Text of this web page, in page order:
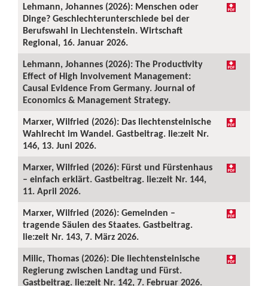
Lehmann, Johannes (2026): Menschen oder
Dinge? Geschlechterunterschiede bei der
Berufswahl in Liechtenstein. Wirtschaft
Regional, 16. Januar 2026.
Lehmann, Johannes (2026): The Productivity
Effect of High Involvement Management:
Causal Evidence From Germany. Journal of
Economics & Management Strategy.
Marxer, Wilfried (2026): Das liechtensteinische
Wahlrecht im Wandel. Gastbeitrag. lie:zeit Nr.
146, 13. Juni 2026.
Marxer, Wilfried (2026): Fürst und Fürstenhaus
– einfach erklärt. Gastbeitrag. lie:zeit Nr. 144,
11. April 2026.
Marxer, Wilfried (2026): Gemeinden –
tragende Säulen des Staates. Gastbeitrag.
lie:zeit Nr. 143, 7. März 2026.
Milic, Thomas (2026): Die liechtensteinische
Regierung zwischen Landtag und Fürst.
Gastbeitrag. lie:zeit Nr. 142, 7. Februar 2026.